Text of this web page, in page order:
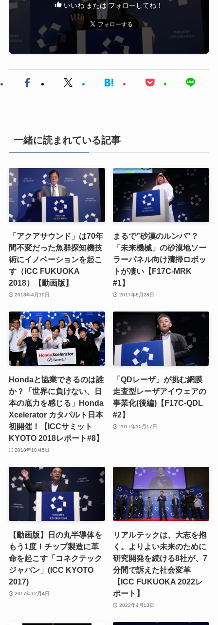
いいね または フォローしてね！
一緒に読まれている記事
「アクアサウンド」は70年
間不変だった魚群探知機技
術にイノベーションを起こ
す（ICC FUKUOKA
2018）【動画版】
2018年4月19日
まるで”砂漠のルンバ”？
「未来機械」の砂漠地ソー
ラーパネル向け清掃ロボッ
トが凄い【F17C-MRK
#1】
2017年8月28日
Hondaと協業できるのは誰
か？「世界に負けない、日
本の底力を感じる」Honda
Xcelerator カタパルト日本
初開催！【ICCサミット
KYOTO 2018レポート#8】
2018年10月5日
「QDレーザ」が挑む網膜
走査型レーザアイウェアの
事業化(後編)【F17C-QDL
#2】
2017年10月17日
【動画版】日の丸半導体を
もう1度！チップ製造に革
命を起こす「コネクテック
ジャパン」(ICC KYOTO
2017)
2017年12月4日
リアルテックは、大志を抱
く。よりよい未来のために
研究開発を続ける8社が、7
分間で訴えた社会変革
【ICC FUKUOKA 2022レ
ポート】
2022年4月13日